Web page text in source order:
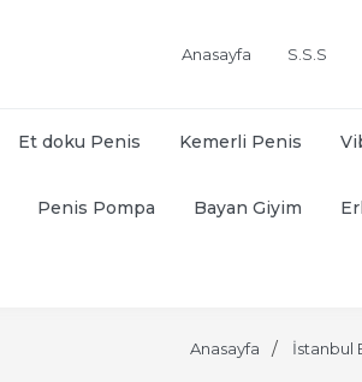
Anasayfa S.S.S
Et doku Penis Kemerli Penis
Penis Pompa Bayan Giyim
Anasayfa İstanbul